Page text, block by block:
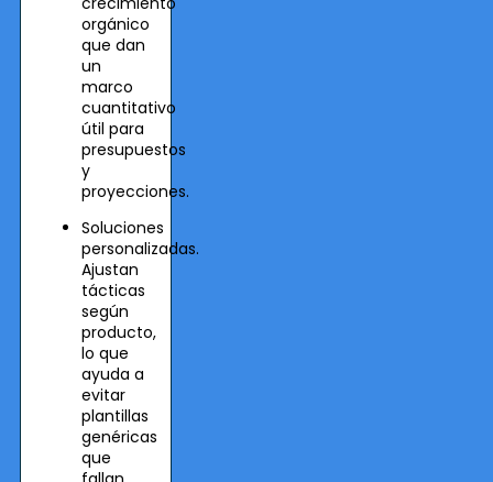
orgánico
que dan
un
marco
cuantitativo
útil para
presupuestos
y
proyecciones.
Soluciones
personalizadas.
Ajustan
tácticas
según
producto,
lo que
ayuda a
evitar
plantillas
genéricas
que